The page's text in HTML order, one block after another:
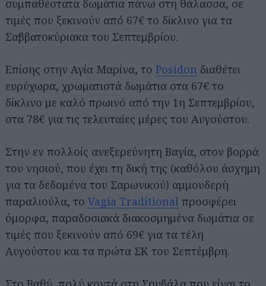
συμπαθέστατα δωμάτια πάνω στη θάλασσα, σε
τιμές που ξεκινούν από 67€ το δίκλινο για τα
Σαββατοκύριακα του Σεπτεμβρίου.
Επίσης στην Αγία Μαρίνα, το Posidon διαθέτει
ευρύχωρα, χρωματιστά δωμάτια στα 67€ το
δίκλινο με καλό πρωινό από την 1η Σεπτεμβρίου,
στα 78€ για τις τελευταίες μέρες του Αυγούστου.
Στην εν πολλοίς ανεξερεύνητη Βαγία, στον βορρά
του νησιού, που έχει τη δική της (καθόλου άσχημη
για τα δεδομένα του Σαρωνικού) αμμουδερή
παραλιούλα, το Vagia Traditional προσφέρει
όμορφα, παραδοσιακά διακοσμημένα δωμάτια σε
τιμές που ξεκινούν από 69€ για τα τέλη
Αυγούστου και τα πρώτα ΣΚ του Σεπτέμβρη.